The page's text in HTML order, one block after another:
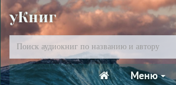
уКниг
Меню